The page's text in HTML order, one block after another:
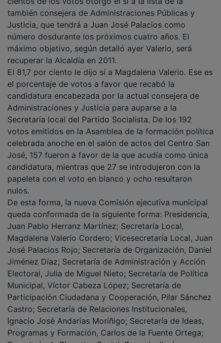
también consejera de Administraciones Públicas y
Justicia, que tendrá a Juan José Palacios como
número dosdurante los próximos cuatro años. El
máximo objetivo, según detalló ayer Valerio, será
recuperar la Alcaldía en 2011.
El 81,7 por ciento le dijo sí a Magdalena Valerio. Ese es
el porcentaje de votos a favor que recabó la
candidatura encabezada por la actual consejera de
Administraciones y Justicia para auparse a la
Secretaría local del Partido Socialista. De los 192
votos emitidos en la Asamblea de la formación política
celebrada anoche en el salón de actos del Centro San
José, 157 fueron a favor de la que acudía como única
candidatura, mientras que 27 se introdujeron con la
papeleta con el voto en blanco y ocho resultaron
nulos.
De esta forma, la nueva Comisión ejecutiva municipal
queda conformada de la siguiente forma: Presidencia,
Juan Pablo Herranz Martínez; Secretaría Local,
Magdalena Valerio Cordero; Vicesecretaría Local, Juan
José Palacios Rojo; Secretaría de Organización, Daniel
Jiménez Díaz; Secretaría de Administración y Acción
Electoral, Julia de Miguel Nieto; Secretaría de Política
Municipal, Víctor Cabeza López; Secretaría de
Participación Ciudadana y Cooperación, Pilar Sánchez
Castro; Secretaría de Relaciones Institucionales,
Ignacio José Andarias Moríñigo; Secretaría de Ideas,
Programas y Formación, Carlos de la Fuente Ortega;
Secretaría de Bienestar Social, Carmela Jiménez